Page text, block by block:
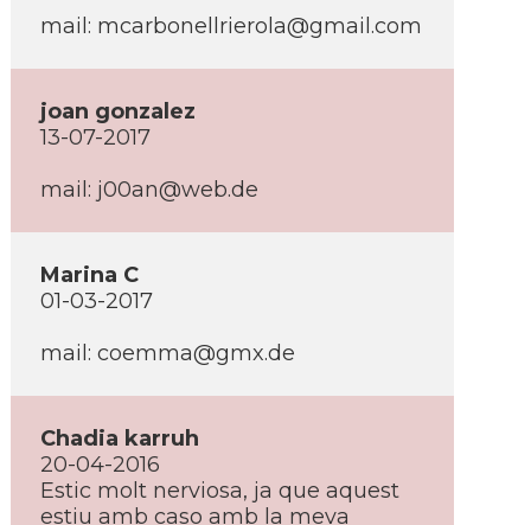
mail: mcarbonellrierola@gmail.com
joan gonzalez
13-07-2017
mail: j00an@web.de
Marina C
01-03-2017
mail: coemma@gmx.de
Chadia karruh
20-04-2016
Estic molt nerviosa, ja que aquest
estiu amb caso amb la meva